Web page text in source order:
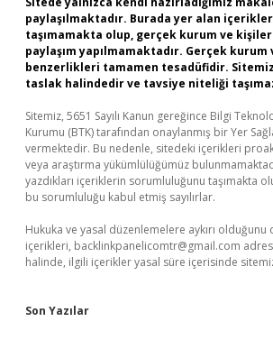
paylaşılmaktadır. Burada yer alan
taşımamakta olup, gerçek kurum ve kişiler
paylaşım yapılmamaktadır. Gerçek
benzerlikleri tamamen tesadüfidir.
taslak halindedir ve tavsiye niteliği
Sitemiz, 5651 Sayılı Kanun gereğince Bilgi
Kurumu (BTK) tarafından onaylanmış bir Yer
vermektedir. Bu nedenle, sitedeki içerikleri
veya araştırma yükümlülüğümüz
yazdıkları içeriklerin sorumluluğunu taşımakta
bu sorumluluğu kabul etmiş sayılırlar.
Hukuka ve yasal düzenlemelere aykırı
içerikleri, backlinkpanelicomtr@gmail.com
halinde, ilgili içerikler yasal süre içerisinde
Son Yazılar